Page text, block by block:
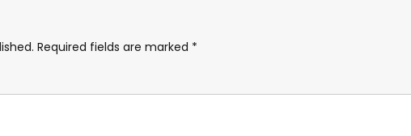
Required fields are marked *